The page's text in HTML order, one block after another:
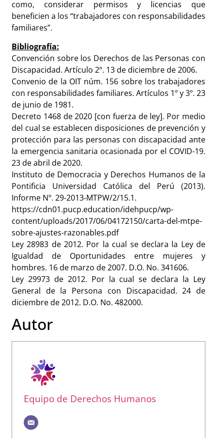
como, considerar permisos y licencias que
beneficien a los “trabajadores con responsabilidades
familiares”.
Bibliografía:
Convención sobre los Derechos de las Personas con
Discapacidad. Artículo 2º. 13 de diciembre de 2006.
Convenio de la OIT núm. 156 sobre los trabajadores
con responsabilidades familiares. Artículos 1º y 3º. 23
de junio de 1981.
Decreto 1468 de 2020 [con fuerza de ley]. Por medio
del cual se establecen disposiciones de prevención y
protección para las personas con discapacidad ante
la emergencia sanitaria ocasionada por el COVID-19.
23 de abril de 2020.
Instituto de Democracia y Derechos Humanos de la
Pontificia Universidad Católica del Perú (2013).
Informe Nº. 29-2013-MTPW/2/15.1.
https://cdn01.pucp.education/idehpucp/wp-
content/uploads/2017/06/04172150/carta-del-mtpe-
sobre-ajustes-razonables.pdf
Ley 28983 de 2012. Por la cual se declara la Ley de
Igualdad de Oportunidades entre mujeres y
hombres. 16 de marzo de 2007. D.O. No. 341606.
Ley 29973 de 2012. Por la cual se declara la Ley
General de la Persona con Discapacidad. 24 de
diciembre de 2012. D.O. No. 482000.
Autor
Equipo de Derechos Humanos